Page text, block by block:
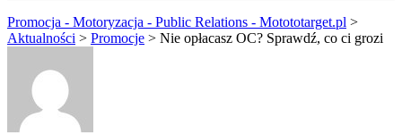
Promocja - Motoryzacja - Public Relations - Motototarget.pl >
Aktualności > Promocje > Nie opłacasz OC? Sprawdź, co ci grozi